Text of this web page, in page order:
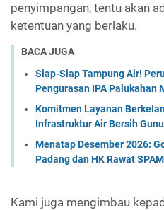
penyimpangan, tentu akan
ketentuan yang berlaku.
BACA JUGA
Siap-Siap Tampung Air!
Pengurasan IPA Palukahan
Komitmen Layanan
Infrastruktur Air Bersih
Menatap Desember 2026:
Padang dan HK Rawat
Kami juga mengimbau